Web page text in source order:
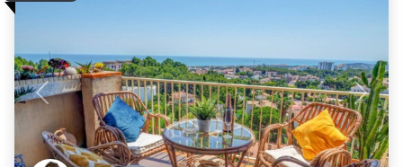
Previous Next